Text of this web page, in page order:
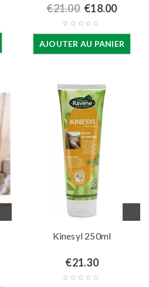
€21.00 €18.00
AJOUTER AU PANIER
Kinesyl 250ml
€21.30